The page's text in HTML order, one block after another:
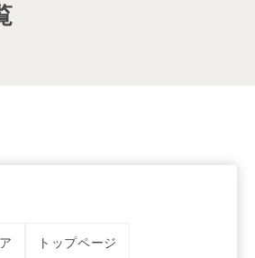
トップページ